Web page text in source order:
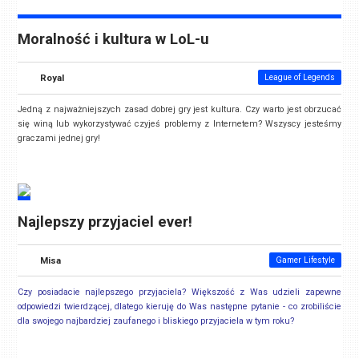
Moralność i kultura w LoL-u
Royal League of Legends
Jedną z najważniejszych zasad dobrej gry jest kultura. Czy warto jest obrzucać
się winą lub wykorzystywać czyjeś problemy z Internetem? Wszyscy jesteśmy
graczami jednej gry!
Najlepszy przyjaciel ever!
Misa Gamer Lifestyle
Czy posiadacie najlepszego przyjaciela? Większość z Was udzieli zapewne
odpowiedzi twierdzącej, dlatego kieruję do Was następne pytanie - co zrobiliście
dla swojego najbardziej zaufanego i bliskiego przyjaciela w tym roku?